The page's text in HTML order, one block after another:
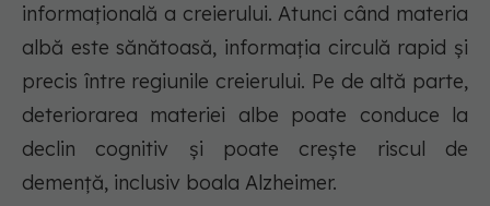
informațională a creierului. Atunci când materia
albă este sănătoasă, informația circulă rapid și
precis între regiunile creierului. Pe de altă parte,
deteriorarea materiei albe poate conduce la
declin cognitiv și poate crește riscul de
demență, inclusiv boala Alzheimer.